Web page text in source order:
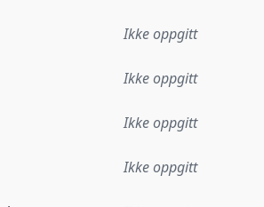
Ikke oppgitt
Ikke oppgitt
Ikke oppgitt
Ikke oppgitt